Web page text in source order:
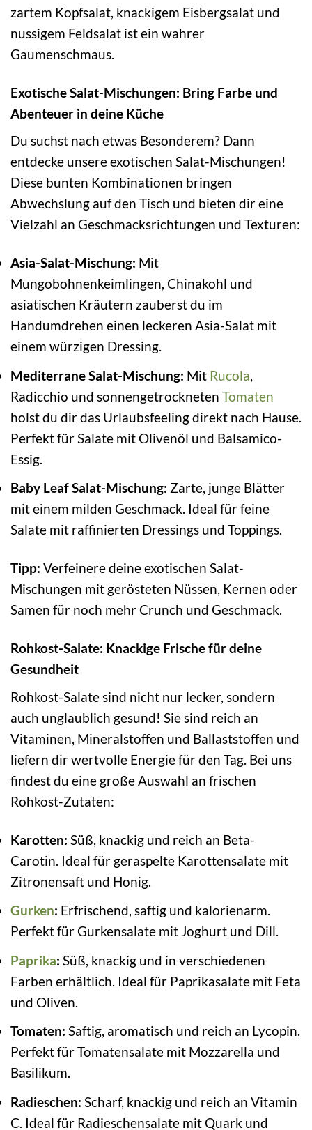
zartem Kopfsalat, knackigem Eisbergsalat und
nussigem Feldsalat ist ein wahrer
Gaumenschmaus.
Exotische Salat-Mischungen: Bring Farbe und
Abenteuer in deine Küche
Du suchst nach etwas Besonderem? Dann
entdecke unsere exotischen Salat-Mischungen!
Diese bunten Kombinationen bringen
Abwechslung auf den Tisch und bieten dir eine
Vielzahl an Geschmacksrichtungen und Texturen:
Asia-Salat-Mischung: Mit
Mungobohnenkeimlingen, Chinakohl und
asiatischen Kräutern zauberst du im
Handumdrehen einen leckeren Asia-Salat mit
einem würzigen Dressing.
Mediterrane Salat-Mischung: Mit Rucola
Radicchio und sonnengetrockneten Tomaten
holst du dir das Urlaubsfeeling direkt nach Hause.
Perfekt für Salate mit Olivenöl und Balsamico-
Essig.
Baby Leaf Salat-Mischung: Zarte, junge Blätter
mit einem milden Geschmack. Ideal für feine
Salate mit raffinierten Dressings und Toppings.
Tipp: Verfeinere deine exotischen Salat-
Mischungen mit gerösteten Nüssen, Kernen oder
Samen für noch mehr Crunch und Geschmack.
Rohkost-Salate: Knackige Frische für deine
Gesundheit
Rohkost-Salate sind nicht nur lecker, sondern
auch unglaublich gesund! Sie sind reich an
Vitaminen, Mineralstoffen und Ballaststoffen und
liefern dir wertvolle Energie für den Tag. Bei uns
findest du eine große Auswahl an frischen
Rohkost-Zutaten:
Karotten: Süß, knackig und reich an Beta-
Carotin. Ideal für geraspelte Karottensalate mit
Zitronensaft und Honig.
Gurken: Erfrischend, saftig und kalorienarm.
Perfekt für Gurkensalate mit Joghurt und Dill.
Paprika: Süß, knackig und in verschiedenen
Farben erhältlich. Ideal für Paprikasalate mit Feta
und Oliven.
Tomaten: Saftig, aromatisch und reich an Lycopin.
Perfekt für Tomatensalate mit Mozzarella und
Basilikum.
Radieschen: Scharf, knackig und reich an Vitamin
C. Ideal für Radieschensalate mit Quark und